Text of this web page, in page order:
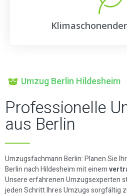
Umzug Berlin Hildesheim
Professionelle
aus Berlin
Umzugsfachmann Berlin: Planen Sie
Berlin nach Hildesheim mit einem
Unsere erfahrenen Umzugsexperten
jeden Schritt Ihres Umzugs sorgfältig